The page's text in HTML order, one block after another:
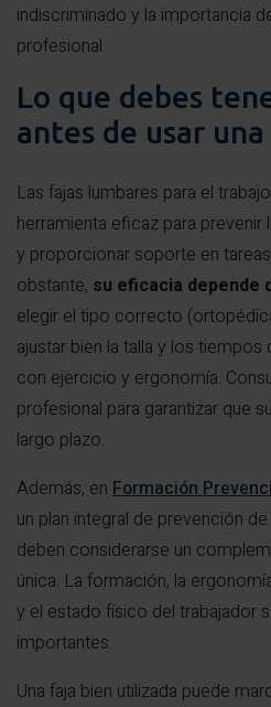
indiscriminado y la importancia
profesional.
Lo que debes
antes de usar
Las fajas lumbares para el
herramienta eficaz para
y proporcionar soporte en
obstante, su eficacia depende
elegir el tipo correcto
ajustar bien la talla y los
con ejercicio y ergonomía.
profesional para garantizar que
largo plazo.
Además, en Formación
un plan integral de prevención
deben considerarse un
única. La formación, la
y el estado físico del trabajador
importantes.
Una faja bien utilizada puede